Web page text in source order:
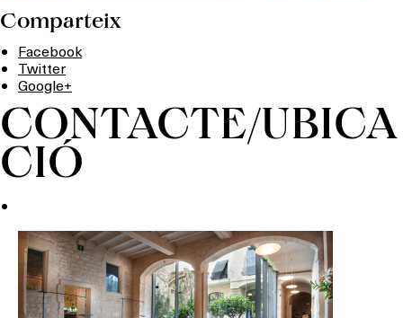
HOTELS
TERRASSES
Comparteix
Facebook
Twitter
Google+
CONTACTE/UBICA
CIÓ